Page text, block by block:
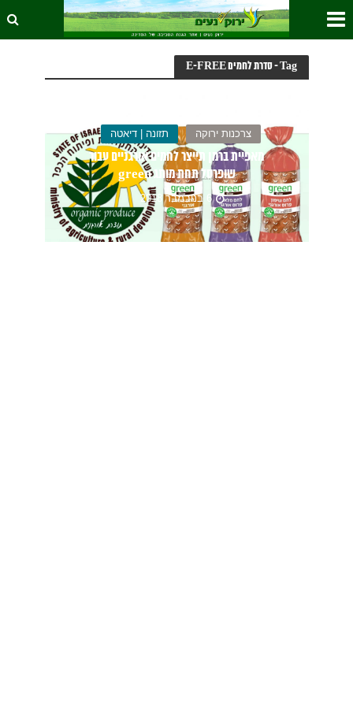
Tag - סדרת לחמים E-FREE
צרכנות ירוקה תזונה | דיאטה
מאפיית ברמן תייצר לחמים אורגניים עבור
שופרסל תחת מותג green
6 בנובמבר 2018